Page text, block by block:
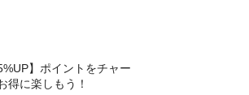
】ポイントをチャー
得に楽しもう！